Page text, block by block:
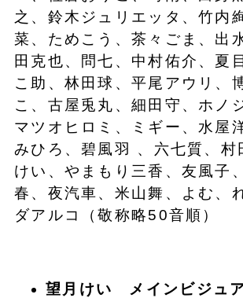
之、鈴木ジュリエッタ、竹内
菜、ためこう、茶々ごま、出
田克也、問七、中村佑介、夏
こ助、林田球、平尾アウリ、
こ、古屋兎丸、細田守、ホノ
マツオヒロミ、ミギー、水屋
みひろ、碧風羽 、六七質、村
けい、やまもり三香、友風子
春、夜汽車、米山舞、よむ、
ダアルコ（敬称略50音順）
望月けい メインビジュ